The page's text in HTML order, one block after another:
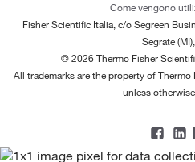
Come vengono
Fisher Scientific Italia, c/o Segreen
Segrate
© 2026 Thermo Fisher
All trademarks are the property of
unless